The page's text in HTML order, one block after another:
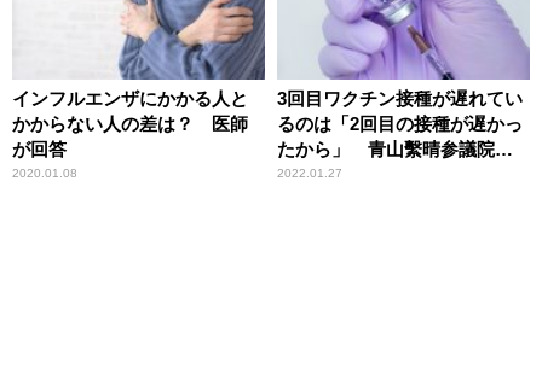
インフルエンザにかかる人と
かからない人の差は？ 医師
が回答
2020.01.08
3回目ワクチン接種が遅れてい
るのは「2回目の接種が遅かっ
たから」 青山繫晴参議院議
員
2022.01.27